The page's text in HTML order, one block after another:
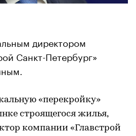
директором
Санкт-Петербург»
«перекройку»
строящегося жилья,
компании «Главстрой